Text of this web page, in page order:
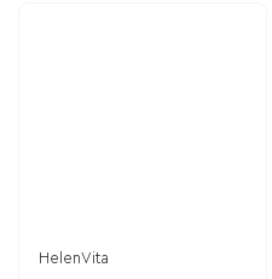
HelenVita